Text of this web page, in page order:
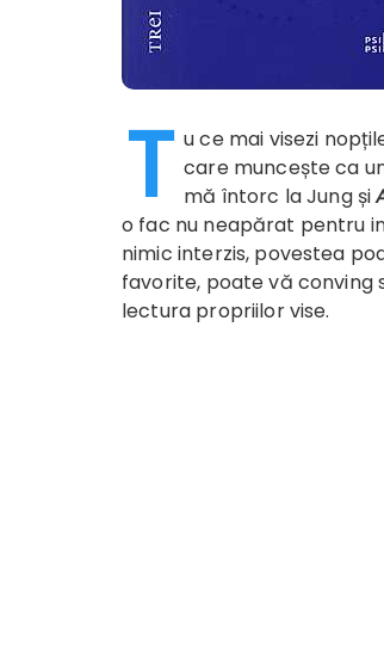
T u ce mai visezi
care muncește ca
mă întorc la Jung și
o fac nu neapărat pentru
nimic interzis, povestea
favorite, poate vă conving
lectura propriilor vise.